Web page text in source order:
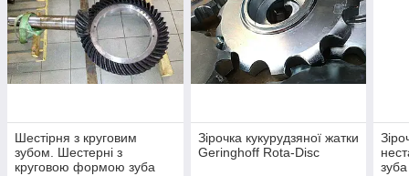
Шестірня з круговим
зубом. Шестерні з
круговою формою зуба
Зірочка кукурудзяної жатки
Geringhoff Rota-Disc
зуба